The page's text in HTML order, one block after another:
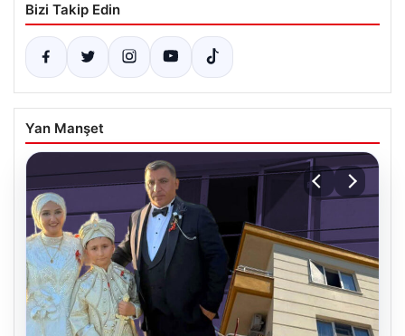
Bizi Takip Edin
Yan Manşet